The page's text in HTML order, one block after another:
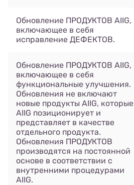
Обновление ПРОДУКТОВ AIIG,
включающее в себя
исправление ДЕФЕКТОВ.
Обновление ПРОДУКТОВ AIIG,
включающее в себя
функциональные улучшения.
Обновления не включают
новые продукты AIIG, которые
AIIG позиционирует и
представляет в качестве
отдельного продукта.
Обновления ПРОДУКТОВ
производятся на постоянной
основе в соответствии с
внутренними процедурами
AIIG.